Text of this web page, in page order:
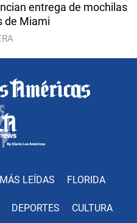
entrega de mochilas
de Miami
MÁS LEÍDAS FLORIDA
DEPORTES CULTURA